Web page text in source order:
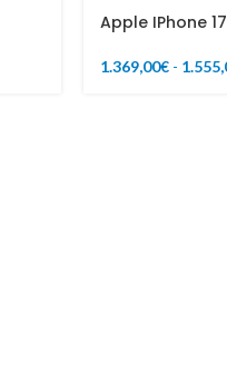
Apple IPhone
1.369,00€ -